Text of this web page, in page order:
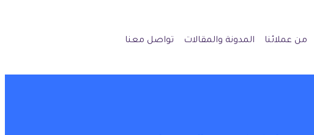
من عملائنا المدونة والمقالات تواصل معنا